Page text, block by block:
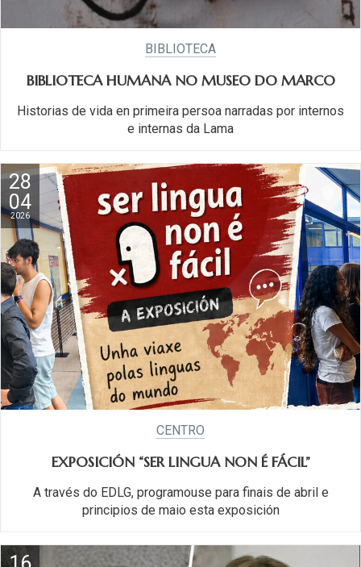
BIBLIOTECA
BIBLIOTECA HUMANA NO MUSEO DO MARCO
Historias de vida en primeira persoa narradas por internos
e internas da Lama
28
04
2026
CENTRO
EXPOSICIÓN “SER LINGUA NON É FÁCIL”
A través do EDLG, programouse para finais de abril e
principios de maio esta exposición